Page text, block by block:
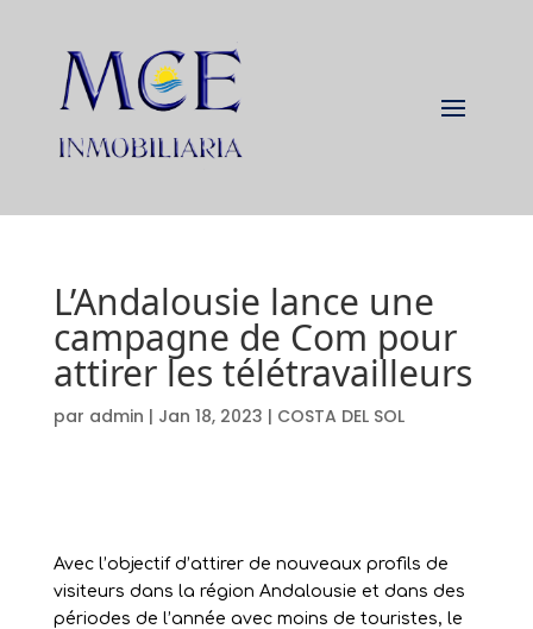
L’Andalousie lance une
campagne de Com pour
attirer les télétravailleurs
par admin | Jan 18, 2023 | COSTA DEL SOL
Avec l’objectif d’attirer de nouveaux profils de
visiteurs dans la région Andalousie et dans des
périodes de l’année avec moins de touristes, le